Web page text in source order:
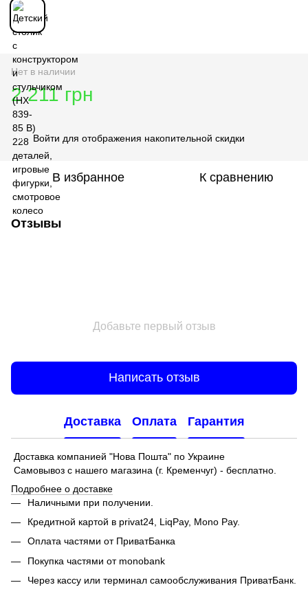
Нет в наличии
2 211 грн
% Войти для отображения накопительной скидки
В избранное К сравнению
Отзывы
Добавьте первый отзыв
Написать отзыв
Доставка Оплата Гарантия
Доставка компанией "Нова Пошта" по Украине
Самовывоз с нашего магазина (г. Кременчуг) - бесплатно.
Подробнее о доставке
Наличными при получении.
Кредитной картой в privat24, LiqPay, Mono Pay.
Оплата частями от ПриватБанка
Покупка частями от monobank
Через кассу или терминал самообслуживания ПриватБанк.